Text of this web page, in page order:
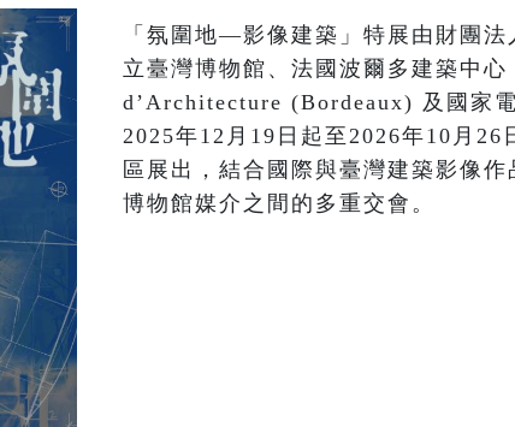
「氛圍地—影像建築」特展由財團
立臺灣博物館、法國波爾多建築中
d’Architecture (Bordeaux) 及國家
2025年12月19日起至2026年10月26
區展出，結合國際與臺灣建築影像
博物館媒介之間的多重交會。